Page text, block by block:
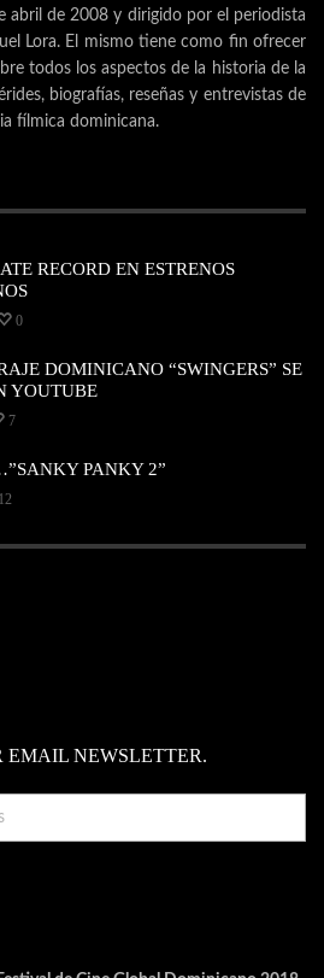
abril de 2008 y dirigido por el periodista
Lora. El mismo tiene como fin ofrecer
todos los aspectos de la historia de la
biografías, reseñas y entrevistas de
fílmica dominicana.
RECORD EN ESTRENOS
0
DOMINICANO “SWINGERS” SE
YOUTUBE
7
PANKY 2”
12
EMAIL NEWSLETTER.